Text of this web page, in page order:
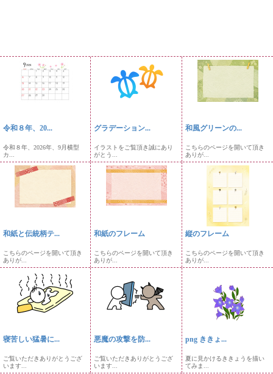
令和８年、20...
令和８年、2026年、9月横型
カ...
グラデーション...
イラストをご覧頂き誠にあり
がとう...
和風グリーンの...
こちらのページを開いて頂き
ありが...
和紙と伝統柄テ...
こちらのページを開いて頂き
ありが...
和紙のフレーム
こちらのページを開いて頂き
ありが...
縦のフレーム
こちらのページを開いて頂き
ありが...
寝苦しい猛暑に...
ご覧いただきありがとうござ
います...
悪魔の攻撃を防...
ご覧いただきありがとうござ
います...
png ききょ...
夏に見かけるききょうを描い
てみま...